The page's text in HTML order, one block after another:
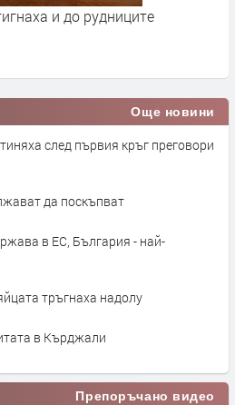
и до рудниците
Още новини
след първия кръг преговори
да поскъпват
в ЕС, България - най-
тръгнаха надолу
в Кърджали
Препоръчано видео